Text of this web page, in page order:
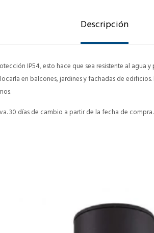
Descripción
IP54, esto hace que sea resistente al agua
en balcones, jardines y fachadas de
30 días de cambio a partir de la fecha de compra.